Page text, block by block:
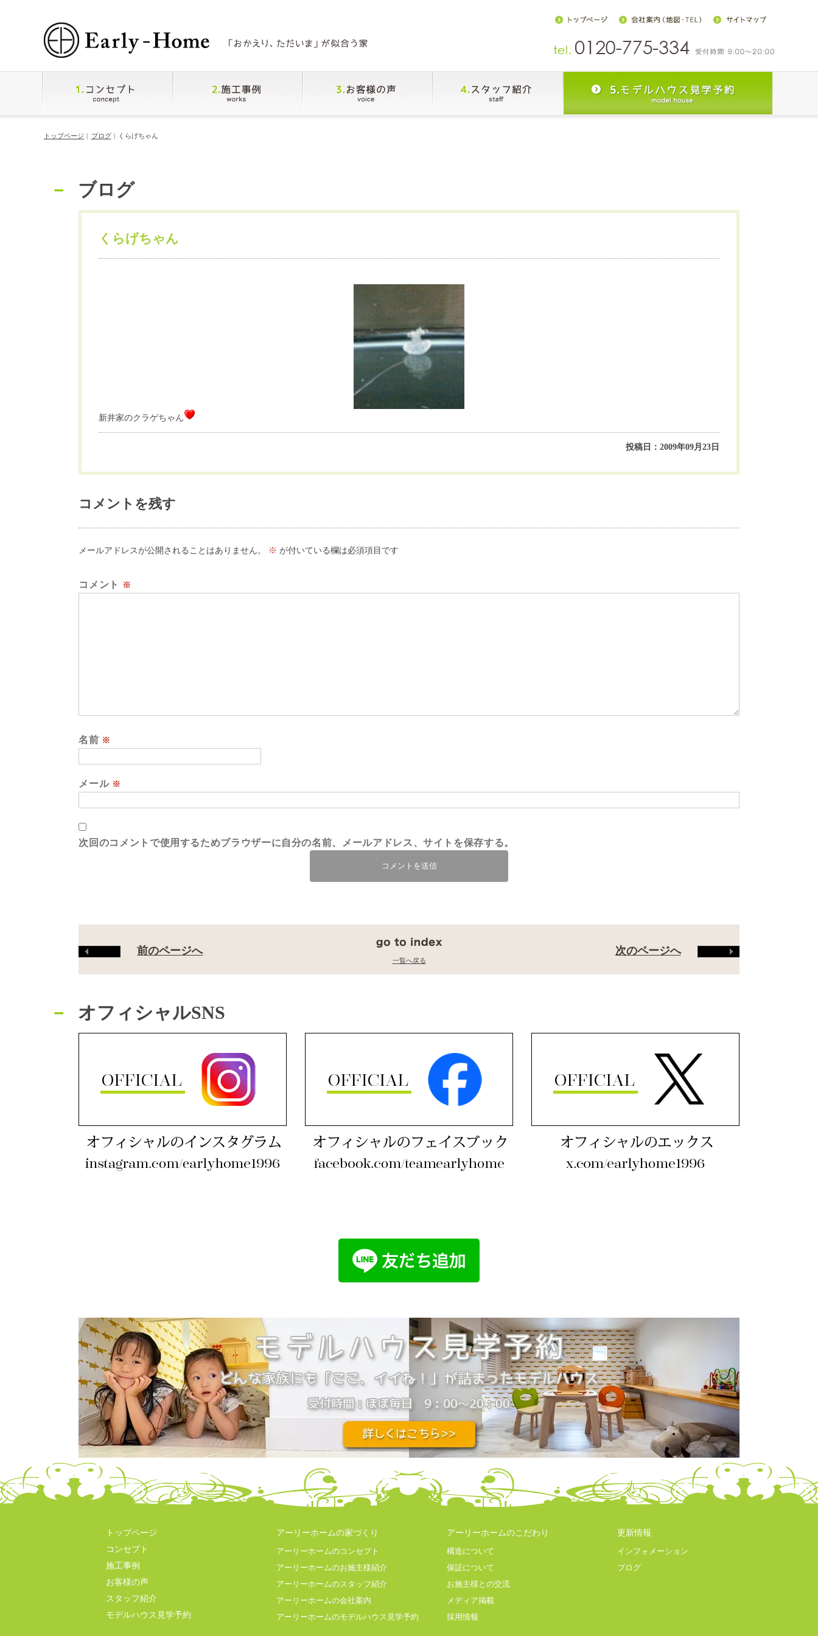
トップページ ブログ くらげちゃん
ブログ
くらげちゃん
新井家のクラゲちゃん
投稿日：2009年09月23日
コメントを残す
メールアドレスが公開されることはありません。 ※ が付いている欄は必須項目です
コメント ※
名前 ※
メール ※
次回のコメントで使用するためブラウザーに自分の名前、メールアドレス、サイトを保存する。
次のページへ
一覧へ戻る
前のページへ
オフィシャルSNS
トップページ
コンセプト
施工事例
お客様の声
スタッフ紹介
モデルハウス見学予約
アーリーホームの家づくり
アーリーホームのコンセプト
アーリーホームのお施主様紹介
アーリーホームのスタッフ紹介
アーリーホームの会社案内
アーリーホームのモデルハウス見学予約
アーリーホームのこだわり
構造について
保証について
お施主様との交流
メディア掲載
採用情報
更新情報
インフォメーション
ブログ